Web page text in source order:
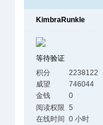
KimbraRunkle
等待验证
积分
2238122
威望
746044
金钱
0
阅读权限 5
在线时间 0 小时